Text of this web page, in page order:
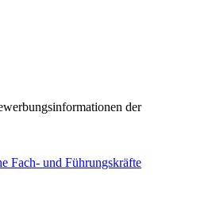
der
Fach- und Führungskräfte